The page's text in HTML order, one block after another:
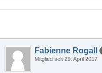
Fabienne Rogall
Mitglied seit 29. April 2017